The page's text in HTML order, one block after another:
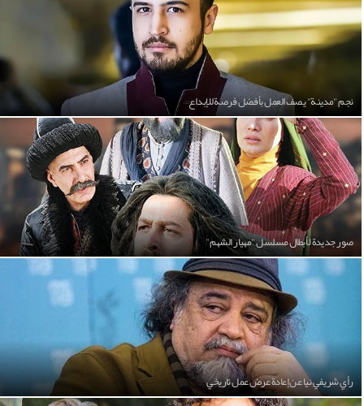
نجم "مدينة" يصف العمل بأفضل فرصة للإبداع
صور جديدة لأبطال مسلسل "مهيار الشهم"
رأي شريفي نيا عن إعادة عرض عمل تاريخي